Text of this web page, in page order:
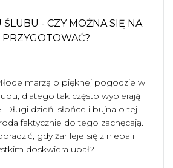
- CZY MOŻNA SIĘ NA
PRZYGOTOWAĆ?
marzą o pięknej pogodzie w
dlatego tak często wybierają
Długi dzień, słońce i bujna o tej
faktycznie do tego zachęcają.
gdy żar leje się z nieba i
doskwiera upał?